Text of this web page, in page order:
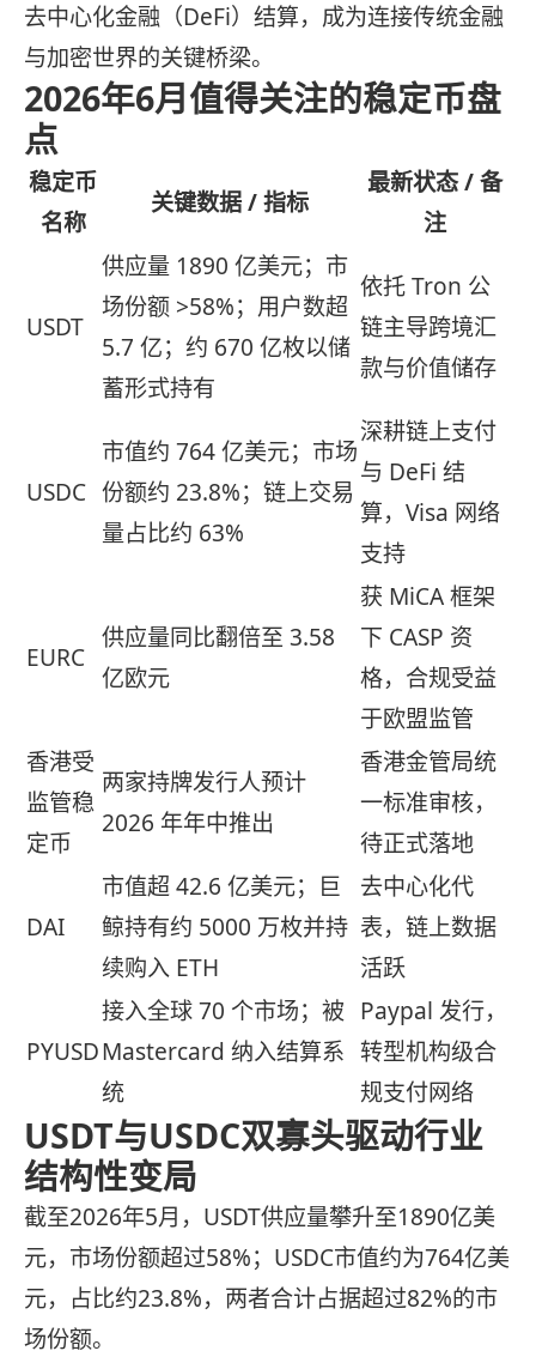
去中心化金融（DeFi）结算，成为连接传统金融
与加密世界的关键桥梁。
2026年6月值得关注的稳定币盘
点
稳定币
名称
关键数据 / 指标
最新状态 / 备
注
USDT
供应量 1890 亿美元；市
场份额 >58%；用户数超
5.7 亿；约 670 亿枚以储
蓄形式持有
依托 Tron 公
链主导跨境汇
款与价值储存
USDC
市值约 764 亿美元；市场
份额约 23.8%；链上交易
量占比约 63%
深耕链上支付
与 DeFi 结
算，Visa 网络
支持
EURC
供应量同比翻倍至 3.58
亿欧元
获 MiCA 框架
下 CASP 资
格，合规受益
于欧盟监管
香港受
监管稳
定币
两家持牌发行人预计
2026 年年中推出
香港金管局统
一标准审核，
待正式落地
DAI
市值超 42.6 亿美元；巨
鲸持有约 5000 万枚并持
续购入 ETH
去中心化代
表，链上数据
活跃
PYUSD
接入全球 70 个市场；被
Mastercard 纳入结算系
统
Paypal 发行，
转型机构级合
规支付网络
USDT与USDC双寡头驱动行业
结构性变局
截至2026年5月，USDT供应量攀升至1890亿美
元，市场份额超过58%；USDC市值约为764亿美
元，占比约23.8%，两者合计占据超过82%的市
场份额。